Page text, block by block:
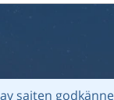
sajten